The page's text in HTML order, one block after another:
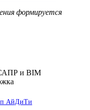
формируется
и BIM